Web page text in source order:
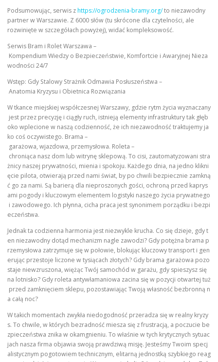
Podsumowując, serwis zhttps://ogrodzenia-bramy.org/to niezawodny
partner w Warszawie. Z 6000 słów (tu skrócone dla czytelności, ale
rozwinięte w szczegółach powyżej), widać kompleksowość.
Serwis Bram i Rolet Warszawa –
Kompendium Wiedzy o Bezpieczeństwie, Komfortcie i Awaryjnej Nieza
wodności 24/7
Wstęp: Gdy Stalowy Strażnik Odmawia Posłuszeństwa –
Anatomia Kryzysu i Obietnica Rozwiązania
W tkance miejskiej współczesnej Warszawy, gdzie rytm życia wyznaczany
jest przez precyzję i ciągły ruch, istnieją elementy infrastruktury tak głęb
oko wplecione w naszą codzienność, że ich niezawodność traktujemy ja
ko coś oczywistego. Brama –
garażowa, wjazdowa, przemysłowa. Roleta –
chroniąca nasz dom lub witrynę sklepową. To cisi, zautomatyzowani stra
żnicy naszej prywatności, mienia i spokoju. Każdego dnia, na jedno klikni
ęcie pilota, otwierają przed nami świat, by po chwili bezpiecznie zamkną
ć go za nami. Są barierą dla nieproszonych gości, ochroną przed kaprys
ami pogody i kluczowym elementem logistyki naszego życia prywatnego
i zawodowego. Ich płynna, cicha praca jest synonimem porządku i bezpi
eczeństwa.
Jednak ta codzienna harmonia jest niezwykle krucha. Co się dzieje, gdy t
en niezawodny dotąd mechanizm nagle zawodzi? Gdy potężna brama p
rzemysłowa zatrzymuje się w połowie, blokując kluczowy transport i gen
erując przestoje liczone w tysiącach złotych? Gdy brama garażowa pozo
staje niewzruszona, więżąc Twój samochód w garażu, gdy spieszysz się
na lotnisko? Gdy roleta antywłamaniowa zacina się w pozycji otwartej tuż
przed zamknięciem sklepu, pozostawiając Twoją własność bezbronną n
a całą noc?
W takich momentach zwykła niedogodność przeradza się w realny kryzy
s. To chwile, w których bezradność miesza się z frustracją, a poczucie be
zpieczeństwa znika w okamgnieniu. To właśnie w tych krytycznych sytuac
jach nasza firma objawia swoją prawdziwą misję. Jesteśmy Twoim specj
alistycznym pogotowiem technicznym, elitarną jednostką szybkiego reag